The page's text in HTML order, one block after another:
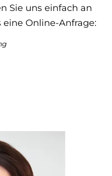
Sie uns einfach an
Online-Anfrage: